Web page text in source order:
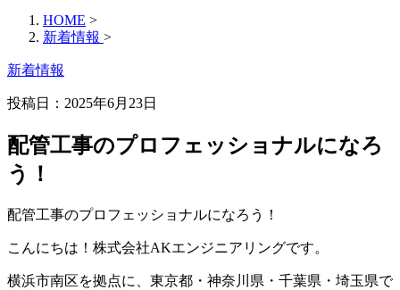
HOME >
新着情報 >
新着情報
投稿日： 2025年6月23日
配管工事のプロフェッショナルになろ
う！
配管工事のプロフェッショナルになろう！
こんにちは！株式会社AKエンジニアリングです。
横浜市南区を拠点に、東京都・神奈川県・千葉県・埼玉県で